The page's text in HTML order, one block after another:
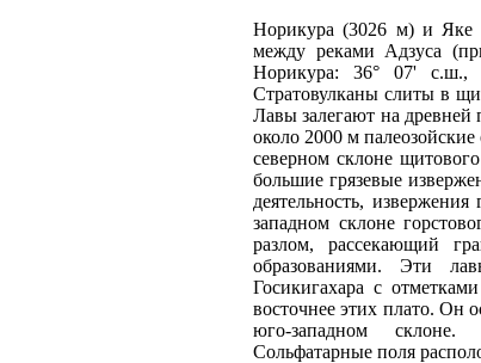
Норикура (3026 м) и Яке
между реками Адзуса
Норикура: 36° 07'
Стратовулканы слиты в
Лавы залегают на древней
около 2000 м
северном склоне
большие грязевые
деятельность,
западном склоне
разлом, рассекающий
образованиями. Эти
Госикигахара с
восточнее этих плато. Он
юго-западном склоне.
Сольфатарные поля